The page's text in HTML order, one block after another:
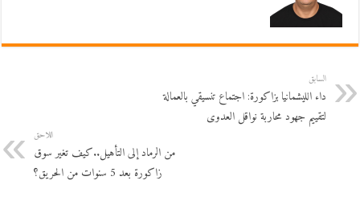
السابق
داء الليشمانيا بزاكورة: اجتماع تنسيقي بالعمالة
لتقييم جهود محاربة نواقل العدوى
اللاحق
من الرماد إلى التأهيل..كيف تغير سوق
زاكورة بعد 5 سنوات من الحريق؟